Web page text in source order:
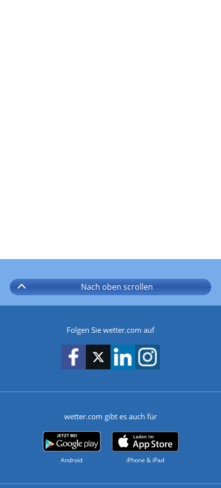
Nach oben scrollen
Folgen Sie wetter.com auf
wetter.com gibt es auch für
Android iPhone & iPad